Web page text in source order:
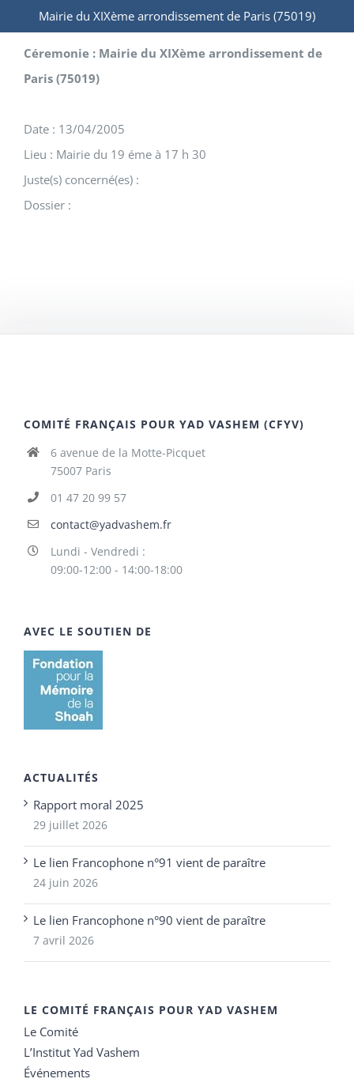
Mairie du XIXème arrondissement de Paris (75019)
Céremonie : Mairie du XIXème arrondissement de
Paris (75019)
Date : 13/04/2005
Lieu : Mairie du 19 éme à 17 h 30
Juste(s) concerné(es) :
Dossier :
COMITÉ FRANÇAIS POUR YAD VASHEM (CFYV)
6 avenue de la Motte-Picquet
75007 Paris
01 47 20 99 57
contact@yadvashem.fr
Lundi - Vendredi :
09:00-12:00 - 14:00-18:00
AVEC LE SOUTIEN DE
ACTUALITÉS
Rapport moral 2025
29 juillet 2026
Le lien Francophone n°91 vient de paraître
24 juin 2026
Le lien Francophone n°90 vient de paraître
7 avril 2026
LE COMITÉ FRANÇAIS POUR YAD VASHEM
Le Comité
L’Institut Yad Vashem
Événements